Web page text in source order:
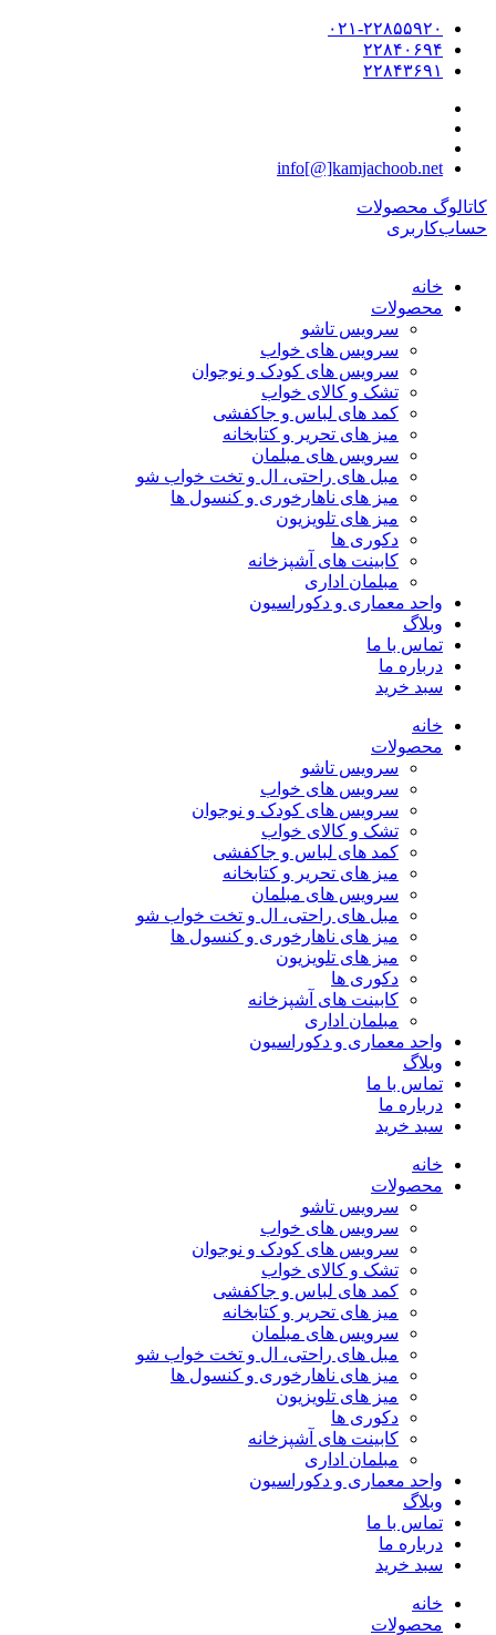
۰۲۱-۲۲۸۵۵۹۲۰
۲۲۸۴۰۶۹۴
۲۲۸۴۳۶۹۱
info[@]kamjachoob.net
کاتالوگ محصولات
حساب‌کاربری
خانه
محصولات
سرویس تاشو
سرویس های خواب
سرویس های کودک و نوجوان
تشک و کالای خواب
کمد های لباس و جاکفشی
میز های تحریر و کتابخانه
سرویس های مبلمان
مبل های راحتی، ال و تخت خواب شو
میز های ناهارخوری و کنسول ها
میز های تلویزیون
دکوری ها
کابینت های آشپزخانه
مبلمان اداری
واحد معماری و دکوراسیون
وبلاگ
تماس با ما
درباره ما
سبد خرید
خانه
محصولات
سرویس تاشو
سرویس های خواب
سرویس های کودک و نوجوان
تشک و کالای خواب
کمد های لباس و جاکفشی
میز های تحریر و کتابخانه
سرویس های مبلمان
مبل های راحتی، ال و تخت خواب شو
میز های ناهارخوری و کنسول ها
میز های تلویزیون
دکوری ها
کابینت های آشپزخانه
مبلمان اداری
واحد معماری و دکوراسیون
وبلاگ
تماس با ما
درباره ما
سبد خرید
خانه
محصولات
سرویس تاشو
سرویس های خواب
سرویس های کودک و نوجوان
تشک و کالای خواب
کمد های لباس و جاکفشی
میز های تحریر و کتابخانه
سرویس های مبلمان
مبل های راحتی، ال و تخت خواب شو
میز های ناهارخوری و کنسول ها
میز های تلویزیون
دکوری ها
کابینت های آشپزخانه
مبلمان اداری
واحد معماری و دکوراسیون
وبلاگ
تماس با ما
درباره ما
سبد خرید
خانه
محصولات